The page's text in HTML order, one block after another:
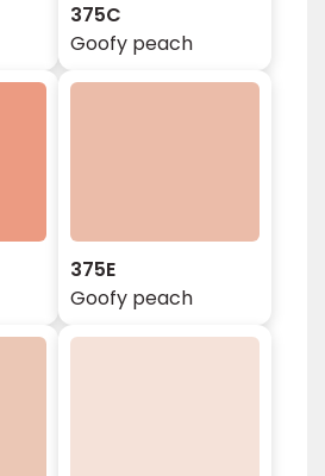
375C
Goofy peach
375E
Goofy peach